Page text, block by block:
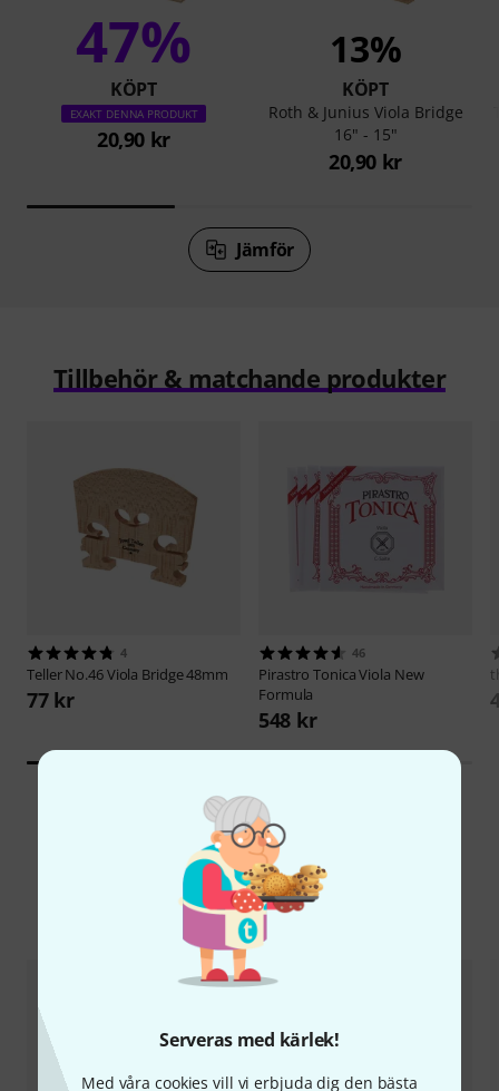
Serveras med kärlek!
Med våra cookies vill vi erbjuda dig den bästa
47%
KÖPT
EXAKT DENNA PRODUKT
20,90 kr
13%
KÖPT
Roth & Junius Viola Bridge
16" - 15"
20,90 kr
Jämför
Tillbehör & matchande produkter
4
TellerNo.46 Viola Bridge 48mm
77 kr
46
PirastroTonica Viola New
Formula
548 kr
Jämför alternativ